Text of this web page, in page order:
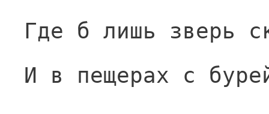
Где б лишь зверь
И в пещерах с